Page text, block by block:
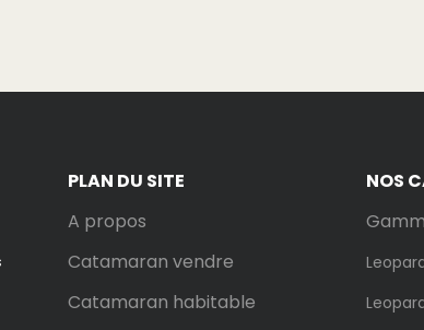
PLAN DU SITE
A propos
Catamaran vendre
Catamaran habitable
NOS